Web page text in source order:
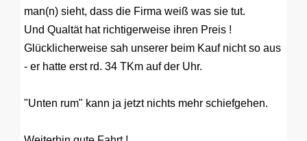
man(n) sieht, dass die Firma weiß was sie tut.
Und Qualtät hat richtigerweise ihren Preis !
Glücklicherweise sah unserer beim Kauf nicht so aus
- er hatte erst rd. 34 TKm auf der Uhr.
"Unten rum" kann ja jetzt nichts mehr schiefgehen.